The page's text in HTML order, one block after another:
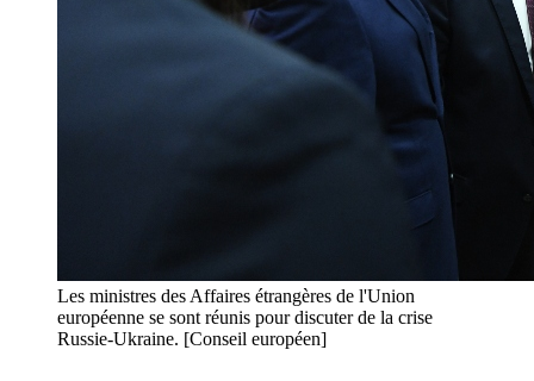
Les ministres des Affaires étrangères de l'Union
européenne se sont réunis pour discuter de la crise
Russie-Ukraine. [Conseil européen]